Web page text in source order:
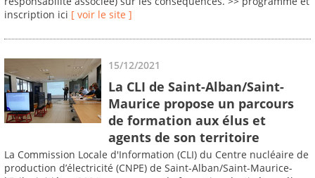
inscription ici [ voir le site ]
15/12/2021
La CLI de Saint-Alban/Saint-
Maurice propose un parcours
de formation aux élus et
agents de son territoire
La Commission Locale d'Information (CLI) du Centre nucléaire de
production d’électricité (CNPE) de Saint-Alban/Saint-Maurice-